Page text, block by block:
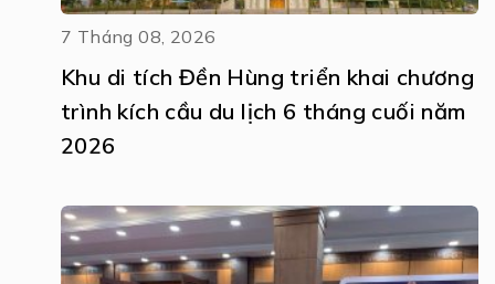
7 Tháng 08, 2026
Khu di tích Đền Hùng triển khai chương
trình kích cầu du lịch 6 tháng cuối năm
2026